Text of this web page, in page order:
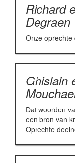
Richard
Degraen
Onze oprechte
Ghislain
Dat woorden
een bron van
Oprechte